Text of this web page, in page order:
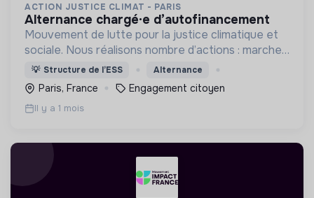
ACTION JUSTICE CLIMAT - PARIS
alternance chargé·e d’autofinancement
Mouvement de lutte pour la justice climatique et
sociale. Nous réalisons nombre d’actions : marches
pour le climat, actions de mobilisation citoyenne
non-violente, formations, luttes locales, etc.
💡 Structure de l’ESS Alternance
Paris, France Engagement citoyen
Il y a 1 mois